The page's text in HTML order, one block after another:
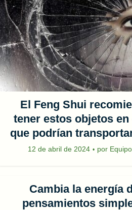
El Feng Shui
tener estos objetos en
que podrían
12 de abril de 2024 por
Cambia la energía
pensamientos